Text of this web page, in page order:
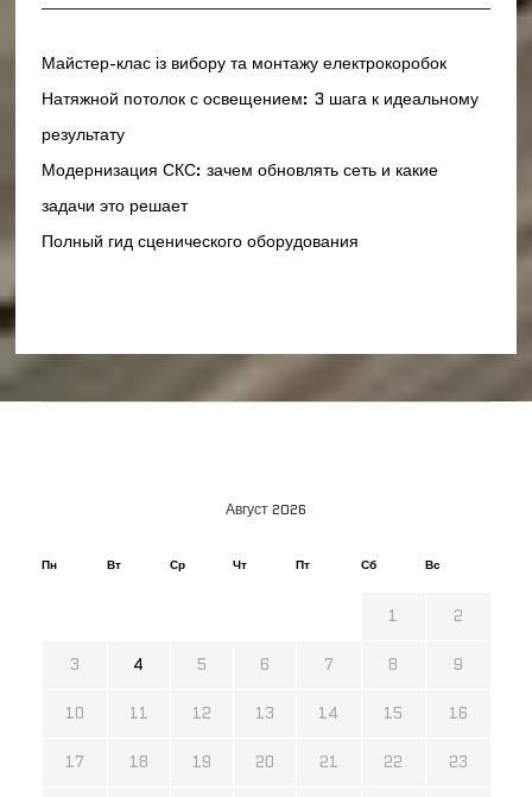
Майстер-клас із вибору та монтажу електрокоробок
Натяжной потолок с освещением: 3 шага к идеальному
результату
Модернизация СКС: зачем обновлять сеть и какие
задачи это решает
Полный гид сценического оборудования
Август 2026
Пн Вт Ср Чт Пт Сб Вс
1 2
3 4 5 6 7 8 9
10 11 12 13 14 15 16
17 18 19 20 21 22 23